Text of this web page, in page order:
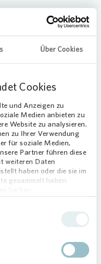
Über Cookies
Cookies
und Anzeigen zu
Medien anbieten zu
Website zu analysieren.
zu Ihrer Verwendung
für soziale Medien,
Partner führen diese
weiteren Daten
haben oder die sie im
gesammelt haben.